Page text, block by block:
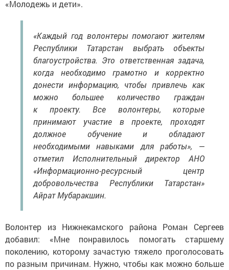
«Молодежь и дети».
«Каждый год волонтеры помогают жителям
Республики Татарстан выбрать объекты
благоустройства. Это ответственная задача,
когда необходимо грамотно и корректно
донести информацию, чтобы привлечь как
можно большее количество граждан
к проекту. Все волонтеры, которые
принимают участие в проекте, проходят
должное обучение и обладают
необходимыми навыками для работы», —
отметил Исполнительный директор АНО
«Информационно-ресурсный центр
добровольчества Республики Татарстан»
Айрат Мубаракшин.
Волонтер из Нижнекамского района Роман Сергеев
добавил: «Мне понравилось помогать старшему
поколению, которому зачастую тяжело проголосовать
по разным причинам. Нужно, чтобы как можно больше